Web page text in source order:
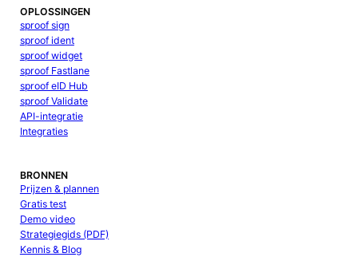
OPLOSSINGEN
sproof sign
sproof ident
sproof widget
sproof Fastlane
sproof eID Hub
sproof Validate
API-integratie
Integraties
BRONNEN
Prijzen & plannen
Gratis test
Demo video
Strategiegids (PDF)
Kennis & Blog